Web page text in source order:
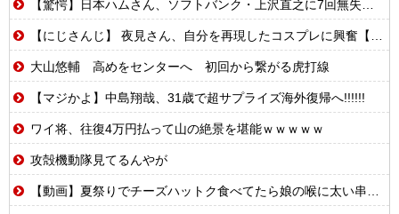
【驚愕】日本ハムさん、ソフトバンク・上沢直之に7回無失点で抑えられ7.5差に拡大、伊藤好投も一ヶ月以上勝ち星なしに絶望コメントでファン嘆き
【にじさんじ】 夜見さん、自分を再現したコスプレに興奮【コスサミ2026】
大山悠輔 高めをセンターへ 初回から繋がる虎打線
【マジかよ】中島翔哉、31歳で超サプライズ海外復帰へ!!!!!!
ワイ将、往復4万円払って山の絶景を堪能ｗｗｗｗｗ
攻殻機動隊見てるんやが
【動画】夏祭りでチーズハットク食べてたら娘の喉に太い串が刺さった!?